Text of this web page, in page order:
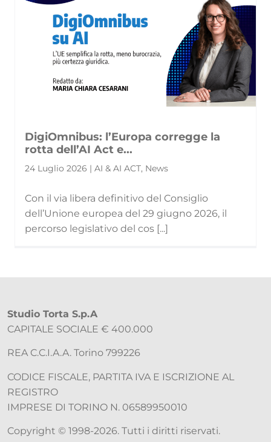
DigiOmnibus: l’Europa corregge la
rotta dell’AI Act e...
24 Luglio 2026 | AI & AI ACT, News
Con il via libera definitivo del Consiglio
dell’Unione europea del 29 giugno 2026, il
percorso legislativo del cos [...]
Studio Torta S.p.A
CAPITALE SOCIALE € 400.000
REA C.C.I.A.A. Torino 799226
CODICE FISCALE, PARTITA IVA E ISCRIZIONE AL
REGISTRO
IMPRESE DI TORINO N. 06589950010
Copyright © 1998-2026. Tutti i diritti riservati.